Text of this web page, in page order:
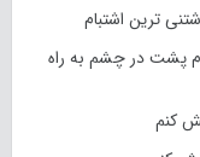
ترین اشتبام
پشت در چشم به راه
کنم